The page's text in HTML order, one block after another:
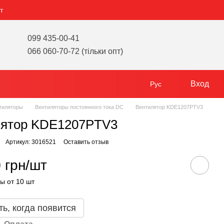
099 435-00-41
066 060-70-72 (тільки опт)
Рус Вход
Вентиляторы постоянного тока DC Вентилятор KDE1207PTV3
KDE1207PTV3
Артикул: 3016521 Оставить отзыв
грн/шт
от 10 шт
когда появится